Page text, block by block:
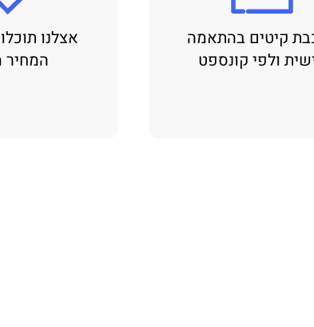
קיטים בהתאמה
ולפי קונספט
אצלנו